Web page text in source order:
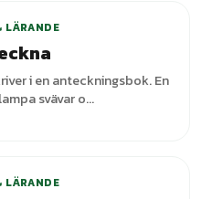
LÄRANDE
i en anteckningsbok. En
svävar o...
LÄRANDE